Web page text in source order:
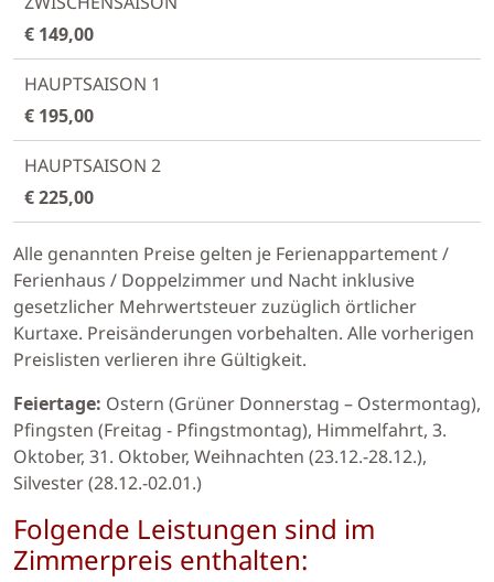
€ 149,00
€ 195,00
€ 225,00
Alle genannten Preise gelten je Ferienappartement /
Ferienhaus / Doppelzimmer und Nacht inklusive
gesetzlicher Mehrwertsteuer zuzüglich örtlicher
Kurtaxe. Preisänderungen vorbehalten. Alle vorherigen
Preislisten verlieren ihre Gültigkeit.
Feiertage: Ostern (Grüner Donnerstag – Ostermontag),
Pfingsten (Freitag - Pfingstmontag), Himmelfahrt, 3.
Oktober, 31. Oktober, Weihnachten (23.12.-28.12.),
Silvester (28.12.-02.01.)
Folgende Leistungen sind im
Zimmerpreis enthalten: